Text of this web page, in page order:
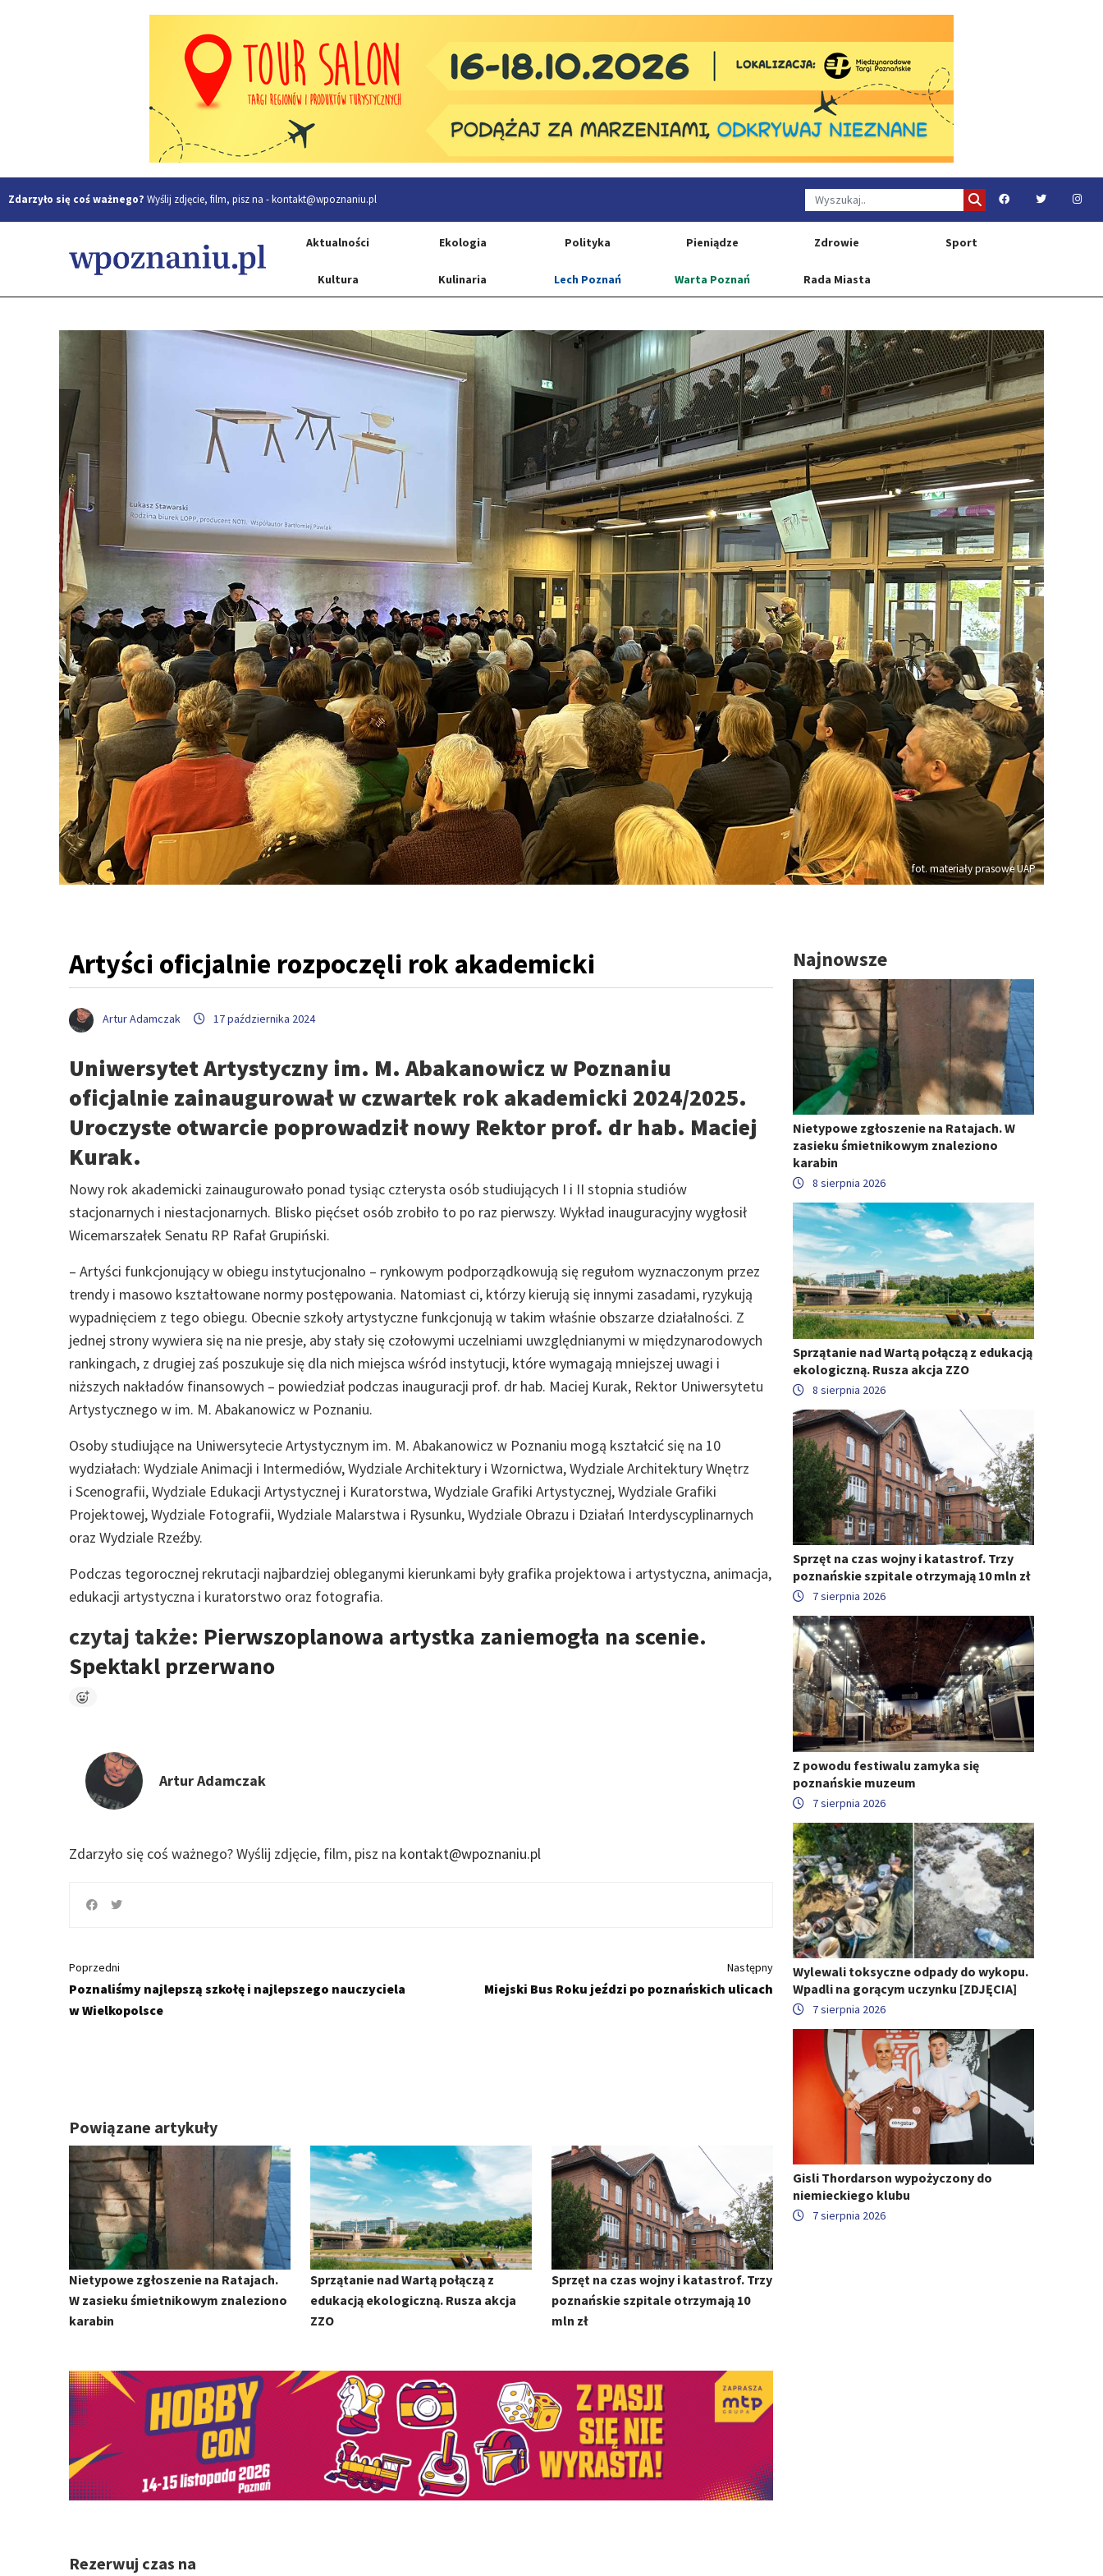
Zdarzyło się coś ważnego? Wyślij zdjęcie, film, pisz na -kontakt@wpoznaniu.pl
Aktualności Ekologia Polityka Pieniądze Zdrowie Sport
Kultura Kulinaria Lech Poznań Warta Poznań Rada Miasta
fot. materiały prasowe UAP
Artyści oficjalnie rozpoczęli rok akademicki
Artur Adamczak 17 października 2024
Uniwersytet Artystyczny im. M. Abakanowicz w Poznaniu
oficjalnie zainaugurował w czwartek rok akademicki 2024/2025.
Uroczyste otwarcie poprowadził nowy Rektor prof. dr hab. Maciej
Kurak.
Nowy rok akademicki zainaugurowało ponad tysiąc czterysta osób studiujących I i II stopnia studiów
stacjonarnych i niestacjonarnych. Blisko pięćset osób zrobiło to po raz pierwszy. Wykład inauguracyjny wygłosił
Wicemarszałek Senatu RP Rafał Grupiński.
– Artyści funkcjonujący w obiegu instytucjonalno – rynkowym podporządkowują się regułom wyznaczonym przez
trendy i masowo kształtowane normy postępowania. Natomiast ci, którzy kierują się innymi zasadami, ryzykują
wypadnięciem z tego obiegu. Obecnie szkoły artystyczne funkcjonują w takim właśnie obszarze działalności. Z
jednej strony wywiera się na nie presje, aby stały się czołowymi uczelniami uwzględnianymi w międzynarodowych
rankingach, z drugiej zaś poszukuje się dla nich miejsca wśród instytucji, które wymagają mniejszej uwagi i
niższych nakładów finansowych – powiedział podczas inauguracji prof. dr hab. Maciej Kurak, Rektor Uniwersytetu
Artystycznego w im. M. Abakanowicz w Poznaniu.
Osoby studiujące na Uniwersytecie Artystycznym im. M. Abakanowicz w Poznaniu mogą kształcić się na 10
wydziałach: Wydziale Animacji i Intermediów, Wydziale Architektury i Wzornictwa, Wydziale Architektury Wnętrz
i Scenografii, Wydziale Edukacji Artystycznej i Kuratorstwa, Wydziale Grafiki Artystycznej, Wydziale Grafiki
Projektowej, Wydziale Fotografii, Wydziale Malarstwa i Rysunku, Wydziale Obrazu i Działań Interdyscyplinarnych
oraz Wydziale Rzeźby.
Podczas tegorocznej rekrutacji najbardziej obleganymi kierunkami były grafika projektowa i artystyczna, animacja,
edukacji artystyczna i kuratorstwo oraz fotografia.
czytaj także: Pierwszoplanowa artystka zaniemogła na scenie.
Spektakl przerwano
Artur Adamczak
Zdarzyło się coś ważnego?Wyślij zdjęcie, film, pisz na kontakt@wpoznaniu.pl
Poprzedni
Poznaliśmy najlepszą szkołę i najlepszego nauczyciela
w Wielkopolsce
Następny
Miejski Bus Roku jeździ po poznańskich ulicach
Powiązane artykuły
Nietypowe zgłoszenie na Ratajach.
W zasieku śmietnikowym znaleziono
karabin
Sprzątanie nad Wartą połączą z
edukacją ekologiczną. Rusza akcja
ZZO
Sprzęt na czas wojny i katastrof. Trzy
poznańskie szpitale otrzymają 10
mln zł
Najnowsze
Nietypowe zgłoszenie na Ratajach. W
zasieku śmietnikowym znaleziono
karabin
8 sierpnia 2026
Sprzątanie nad Wartą połączą z edukacją
ekologiczną. Rusza akcja ZZO
8 sierpnia 2026
Sprzęt na czas wojny i katastrof. Trzy
poznańskie szpitale otrzymają 10 mln zł
7 sierpnia 2026
Z powodu festiwalu zamyka się
poznańskie muzeum
7 sierpnia 2026
Wylewali toksyczne odpady do wykopu.
Wpadli na gorącym uczynku [ZDJĘCIA]
7 sierpnia 2026
Gisli Thordarson wypożyczony do
niemieckiego klubu
7 sierpnia 2026
Rezerwuj czas na